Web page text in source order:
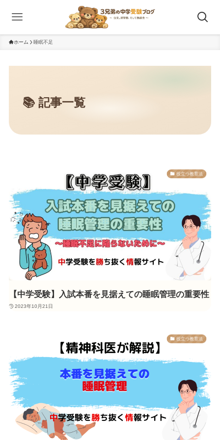
ホーム 睡眠不足
役立つ教育法
【中学受験】入試本番を見据えての睡眠管理の重要性
2023年10月21日
役立つ教育法